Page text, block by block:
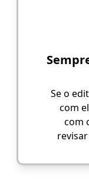
Se o
com
com